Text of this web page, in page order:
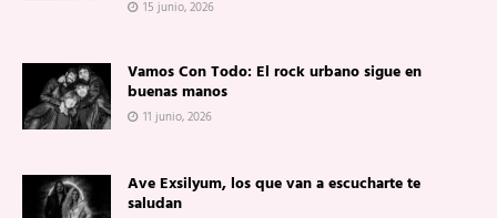
15 junio, 2026
Vamos Con Todo: El rock urbano sigue en
buenas manos
11 junio, 2026
Ave Exsilyum, los que van a escucharte te
saludan